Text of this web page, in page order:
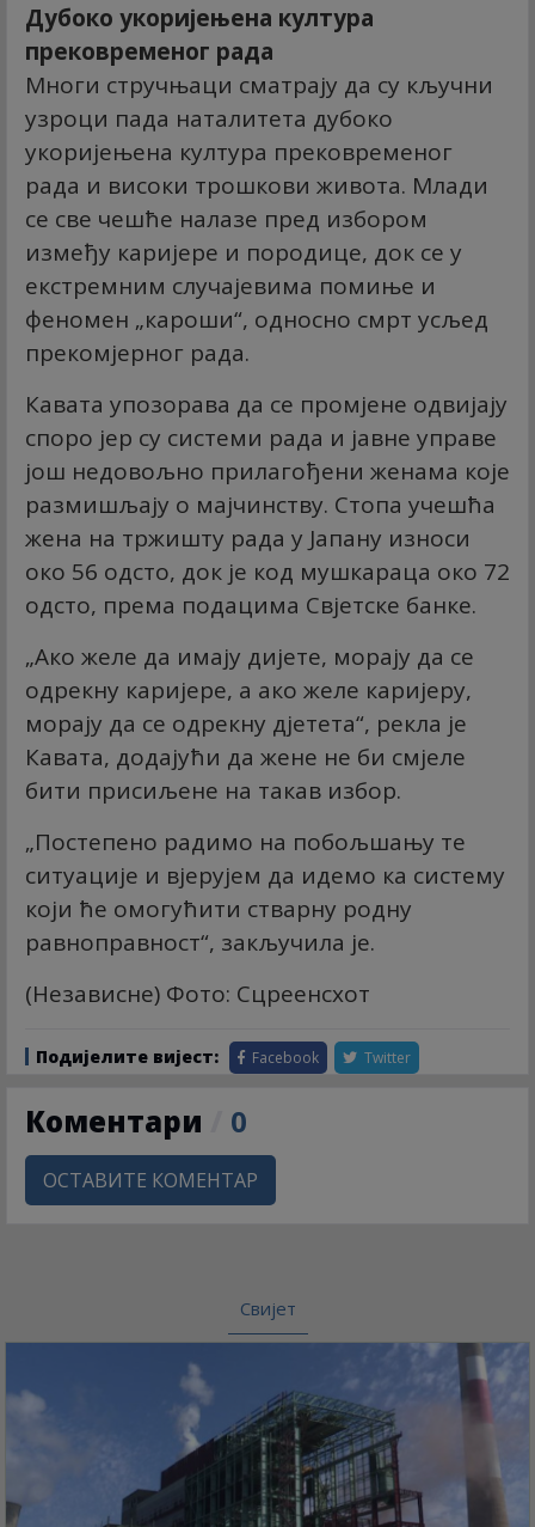
Дубоко укоријењена култура
прековременог рада
Многи стручњаци сматрају да су кључни
узроци пада наталитета дубоко
укоријењена култура прековременог
рада и високи трошкови живота. Млади
се све чешће налазе пред избором
између каријере и породице, док се у
екстремним случајевима помиње и
феномен „кароши“, односно смрт усљед
прекомјерног рада.
Кавата упозорава да се промјене одвијају
споро јер су системи рада и јавне управе
још недовољно прилагођени женама које
размишљају о мајчинству. Стопа учешћа
жена на тржишту рада у Јапану износи
око 56 одсто, док је код мушкараца око 72
одсто, према подацима Свјетске банке.
„Ако желе да имају дијете, морају да се
одрекну каријере, а ако желе каријеру,
морају да се одрекну дјетета“, рекла је
Кавата, додајући да жене не би смјеле
бити присиљене на такав избор.
„Постепено радимо на побољшању те
ситуације и вјерујем да идемо ка систему
који ће омогућити стварну родну
равноправност“, закључила је.
(Независне) Фото: Сцреенсхот
Подијелите вијест: Facebook Twitter
Коментари 0
ОСТАВИТЕ КОМЕНТАР
Свијет